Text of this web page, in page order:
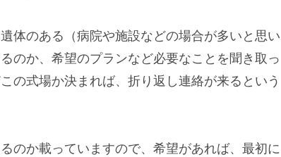
体のある（病院や施設などの場合が多いと思い
のか、希望のプランなど必要なことを聞き取っ
の式場か決まれば、折り返し連絡が来るという
のか載っていますので、希望があれば、最初に